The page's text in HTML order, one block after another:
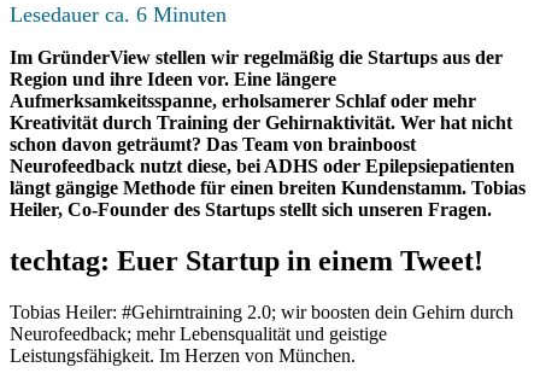
Lesedauer ca. 6 Minuten
Im GründerView stellen wir regelmäßig die Startups aus der
Region und ihre Ideen vor. Eine längere
Aufmerksamkeitsspanne, erholsamerer Schlaf oder mehr
Kreativität durch Training der Gehirnaktivität. Wer hat nicht
schon davon geträumt? Das Team von brainboost
Neurofeedback nutzt diese, bei ADHS oder Epilepsiepatienten
längt gängige Methode für einen breiten Kundenstamm. Tobias
Heiler, Co-Founder des Startups stellt sich unseren Fragen.
techtag: Euer Startup in einem Tweet!
Tobias Heiler: #Gehirntraining 2.0; wir boosten dein Gehirn durch
Neurofeedback; mehr Lebensqualität und geistige
Leistungsfähigkeit. Im Herzen von München.